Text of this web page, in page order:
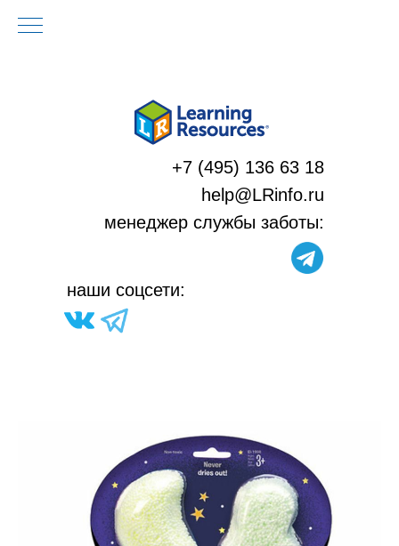
+7 (495) 136 63 18
help@LRinfo.ru
менеджер службы заботы:
наши соцсети: